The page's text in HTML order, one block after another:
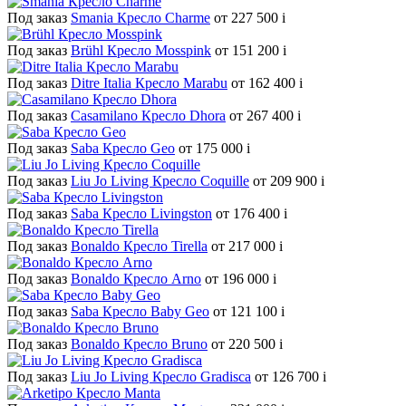
Под заказ Smania Кресло Charme от 227 500 i
Под заказ Brühl Кресло Mosspink от 151 200 i
Под заказ Ditre Italia Кресло Marabu от 162 400 i
Под заказ Casamilano Кресло Dhora от 267 400 i
Под заказ Saba Кресло Geo от 175 000 i
Под заказ Liu Jo Living Кресло Coquille от 209 900 i
Под заказ Saba Кресло Livingston от 176 400 i
Под заказ Bonaldo Кресло Tirella от 217 000 i
Под заказ Bonaldo Кресло Arno от 196 000 i
Под заказ Saba Кресло Baby Geo от 121 100 i
Под заказ Bonaldo Кресло Bruno от 220 500 i
Под заказ Liu Jo Living Кресло Gradisca от 126 700 i